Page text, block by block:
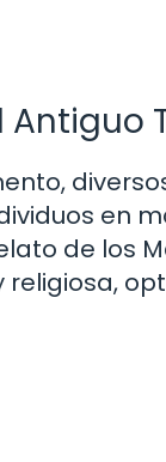
Antiguo
en
de los
religiosa,